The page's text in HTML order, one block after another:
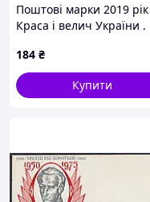
Поштові марки 2019 рік
Краса і велич України .
184 ₴
Купити